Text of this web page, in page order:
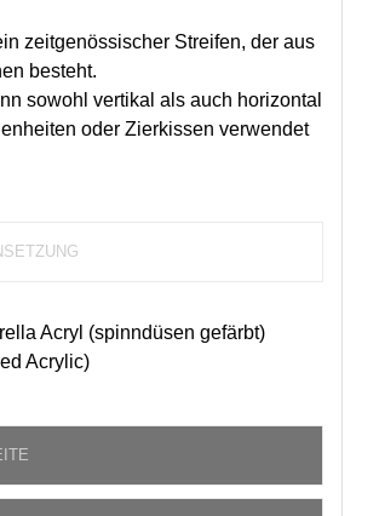
zeitgenössischer Streifen, der aus
besteht.
sowohl vertikal als auch horizontal
oder Zierkissen verwendet
Acryl (spinndüsen gefärbt)
Acrylic)